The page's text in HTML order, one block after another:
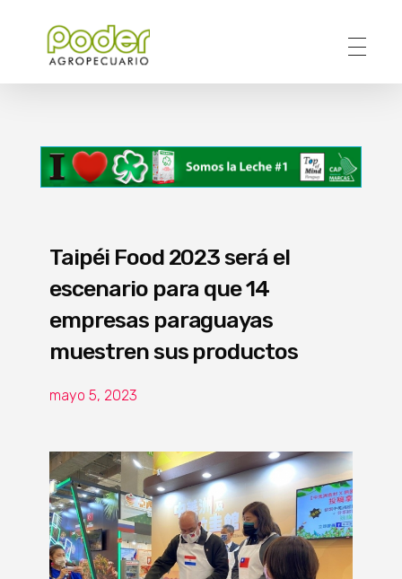
Taipéi Food 2023 será el
escenario para que 14
empresas paraguayas
muestren sus productos
mayo 5, 2023